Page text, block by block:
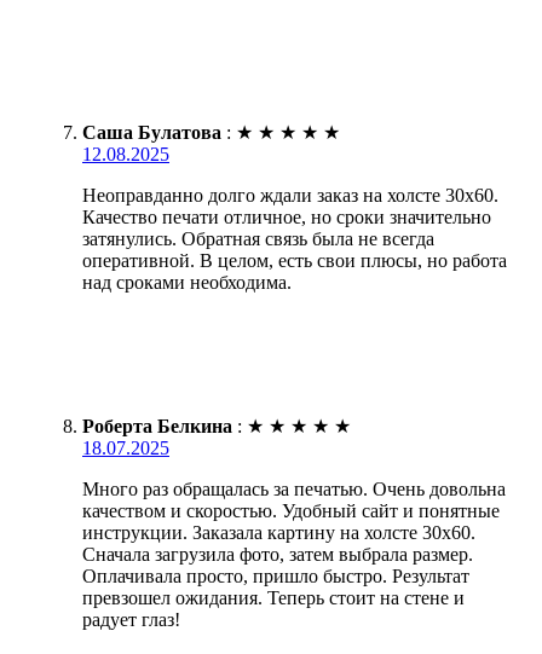
Саша Булатова : ★ ★ ★ ★ ★
12.08.2025
Неоправданно долго ждали заказ на холсте 30х60.
Качество печати отличное, но сроки значительно
затянулись. Обратная связь была не всегда
оперативной. В целом, есть свои плюсы, но работа
над сроками необходима.
Роберта Белкина : ★ ★ ★ ★ ★
18.07.2025
Много раз обращалась за печатью. Очень довольна
качеством и скоростью. Удобный сайт и понятные
инструкции. Заказала картину на холсте 30х60.
Сначала загрузила фото, затем выбрала размер.
Оплачивала просто, пришло быстро. Результат
превзошел ожидания. Теперь стоит на стене и
радует глаз!